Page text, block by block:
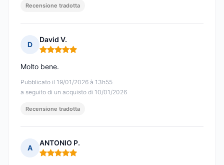
Recensione tradotta
D
David V.
Nota: 5 su 5
Pubblicato il 19/01/2026 à 13h55
a seguito di un acquisto di 10/01/2026
Molto bene.
Recensione tradotta
A
ANTONIO P.
Nota: 5 su 5